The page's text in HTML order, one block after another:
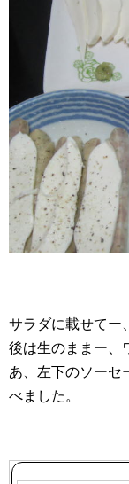
サラダに載せてー
後は生のままー、
あ、左下のソーセ
べました。